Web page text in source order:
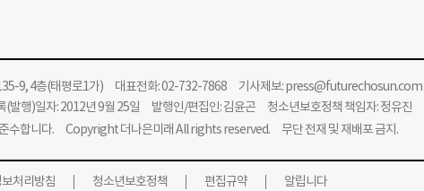
9, 4층(태평로1가) 대표전화: 02-732-7868 기사제보:press@futurechosun.com
발행)일자: 2012년 9월 25일 발행인/편집인: 김윤곤 청소년보호정책 책임자: 정유진
수합니다. Copyright 더나은미래 All rights reserved. 무단 전재 및 재배포 금지.
처리방침 청소년보호정책 편집규약 알립니다